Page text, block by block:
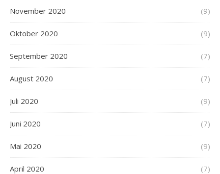
November 2020 (9)
Oktober 2020 (9)
September 2020 (7)
August 2020 (7)
Juli 2020 (9)
Juni 2020 (7)
Mai 2020 (9)
April 2020 (7)